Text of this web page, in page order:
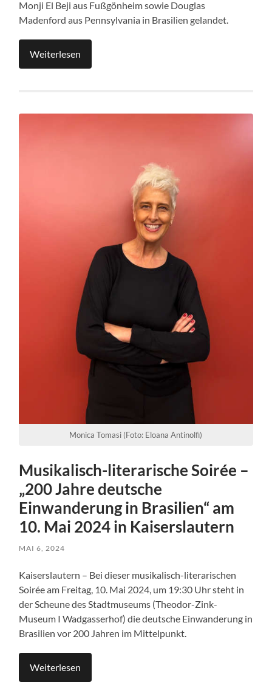
Monji El Beji aus Fußgönheim sowie Douglas
Madenford aus Pennsylvania in Brasilien gelandet.
Weiterlesen
Monica Tomasi (Foto: Eloana Antinolfi)
Musikalisch-literarische Soirée –
„200 Jahre deutsche
Einwanderung in Brasilien“ am
10. Mai 2024 in Kaiserslautern
MAI 6, 2024
Kaiserslautern – Bei dieser musikalisch-literarischen
Soirée am Freitag, 10. Mai 2024, um 19:30 Uhr steht in
der Scheune des Stadtmuseums (Theodor-Zink-
Museum I Wadgasserhof) die deutsche Einwanderung in
Brasilien vor 200 Jahren im Mittelpunkt.
Weiterlesen